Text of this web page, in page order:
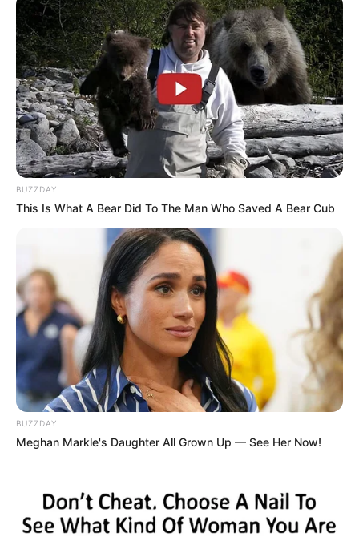
BUZZDAY
This Is What A Bear Did To The Man Who Saved A Bear Cub
BUZZDAY
Meghan Markle's Daughter All Grown Up — See Her Now!